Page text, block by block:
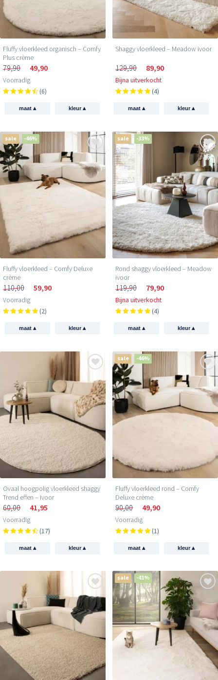
Fluffy vloerkleed organisch – Comfy
Plus crème
79,90 49,90
Voorradig
(6)
maat ▴ kleur▴
Shaggy vloerkleed – Meadow ivoor
129,90 89,90
Bijna uitverkocht
(4)
maat ▴ kleur▴
sale -46%
Fluffy vloerkleed – Comfy Deluxe
crème
110,00 59,90
Voorradig
(2)
maat ▴ kleur▴
sale -33%
Rond shaggy vloerkleed – Meadow
ivoor
119,90 79,90
Bijna uitverkocht
(4)
maat ▴ kleur▴
Ovaal hoogpolig vloerkleed shaggy
Trend effen – ivoor
60,00 41,95
Voorradig
(17)
maat ▴ kleur▴
sale -46%
Fluffy vloerkleed rond – Comfy
Deluxe crème
90,00 49,90
Voorradig
(1)
maat ▴ kleur▴
sale -41%